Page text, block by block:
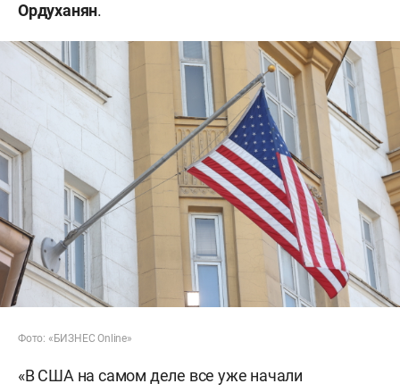
Ордуханян.
Фото: «БИЗНЕС Online»
«В США на самом деле все уже начали